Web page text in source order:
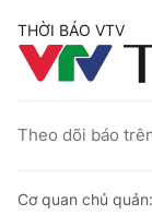
THỜI BÁO VTV
Theo dõi báo
Cơ quan chủ